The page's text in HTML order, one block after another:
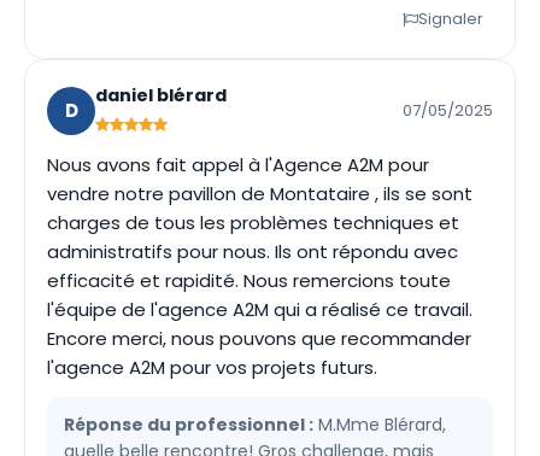
Signaler
D
daniel blérard
07/05/2025
Nous avons fait appel à l'Agence A2M pour
vendre notre pavillon de Montataire , ils se sont
charges de tous les problèmes techniques et
administratifs pour nous. Ils ont répondu avec
efficacité et rapidité. Nous remercions toute
l'équipe de l'agence A2M qui a réalisé ce travail.
Encore merci, nous pouvons que recommander
l'agence A2M pour vos projets futurs.
Réponse du professionnel : M.Mme Blérard,
quelle belle rencontre! Gros challenge, mais